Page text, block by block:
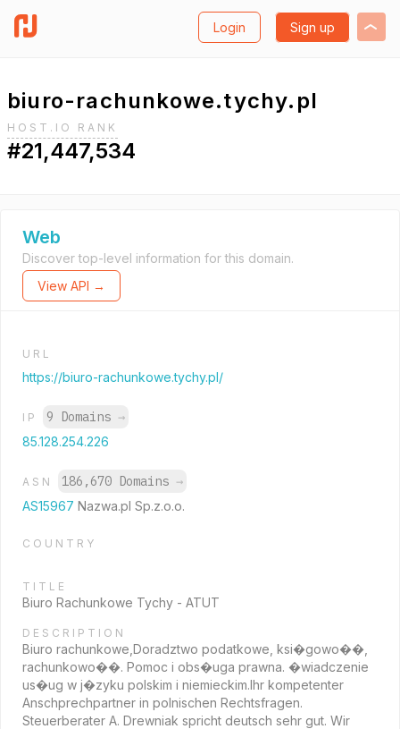
Login Sign up
biuro-rachunkowe.tychy.pl
HOST.IO RANK
#21,447,534
Web
Discover top-level information for this domain.
View API →
URL
https://biuro-rachunkowe.tychy.pl/
IP 9 Domains →
85.128.254.226
ASN 186,670 Domains →
AS15967 Nazwa.pl Sp.z.o.o.
COUNTRY
TITLE
Biuro Rachunkowe Tychy - ATUT
DESCRIPTION
Biuro rachunkowe,Doradztwo podatkowe, ksi�gowo��,
rachunkowo��. Pomoc i obs�uga prawna. �wiadczenie
us�ug w j�zyku polskim i niemieckim.Ihr kompetenter
Anschprechpartner in polnischen Rechtsfragen.
Steuerberater A. Drewniak spricht deutsch sehr gut. Wir